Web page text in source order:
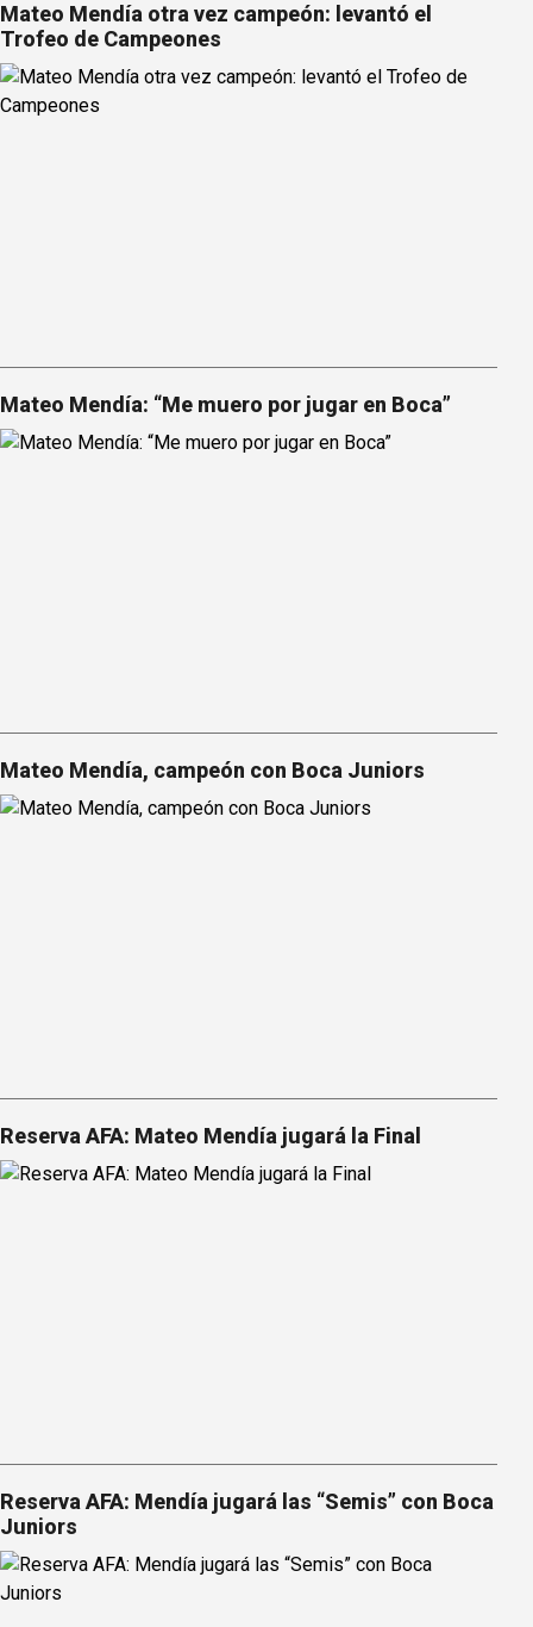
Mateo Mendía otra vez campeón: levantó el
Trofeo de Campeones
Mateo Mendía: “Me muero por jugar en Boca”
Mateo Mendía, campeón con Boca Juniors
Reserva AFA: Mateo Mendía jugará la Final
Reserva AFA: Mendía jugará las “Semis” con Boca
Juniors